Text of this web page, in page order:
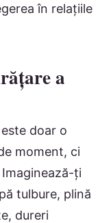
în relațiile
a
doar o
moment, ci
ți
tulbure, plină
dureri